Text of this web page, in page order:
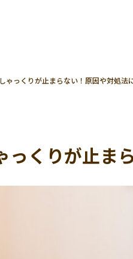
ゃっくりが止まらない！原因や対処法
っくりが止ま